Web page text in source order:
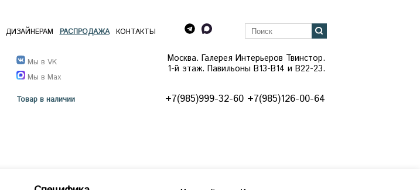
ДИЗАЙНЕРАМ РАСПРОДАЖА КОНТАКТЫ
+7(985)999-32-60 +7(985)126-00-64
Москва. Галерея Интерьеров Твинстор.
1-й этаж. Павильоны B13-B14 и В22-23.
Мы в VK
Мы в Max
Товар в наличии